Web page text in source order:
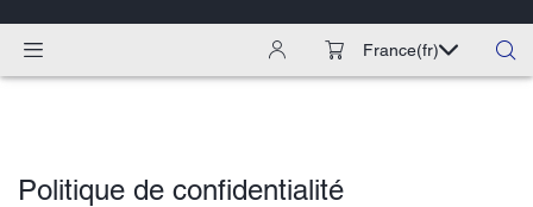
France(fr)
Politique de confidentialité